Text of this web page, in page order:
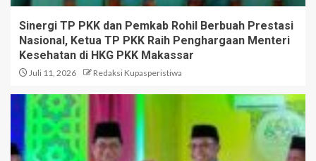
Sinergi TP PKK dan Pemkab Rohil Berbuah Prestasi
Nasional, Ketua TP PKK Raih Penghargaan Menteri
Kesehatan di HKG PKK Makassar
Juli 11, 2026 Redaksi Kupasperistiwa